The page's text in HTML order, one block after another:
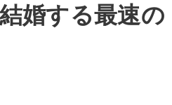
婚する最速の